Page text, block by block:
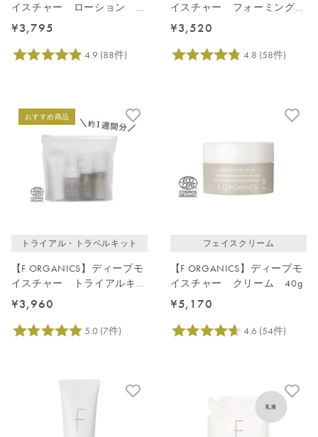
イスチャー ローション 詰
替え用 140mL
¥3,795
イスチャー フォーミングウ
ォッシュ 150ｍL
¥3,520
おすすめ商品
トライアル・トラベルキット
【F ORGANICS】ディープモ
イスチャー トライアルキッ
ト
¥3,960
フェイスクリーム
【F ORGANICS】ディープモ
イスチャー クリーム 40g
¥5,170